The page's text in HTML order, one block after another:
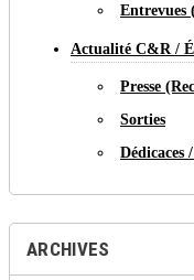
Entrevues
Actualité C&R /
Presse
Sorties
Dédicaces
ARCHIVES